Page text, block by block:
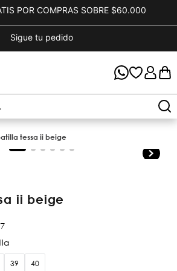
POR COMPRAS SOBRE $60.000
Sigue tu pedido
tessa ii beige
ii beige
39 40